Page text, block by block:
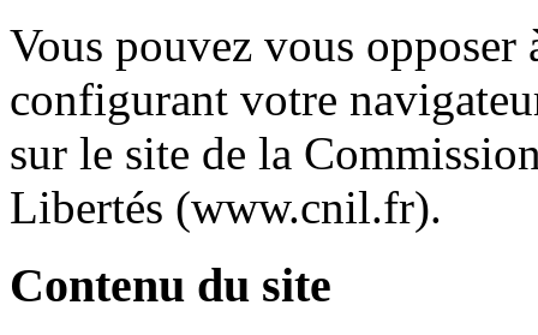
Vous pouvez vous opposer
configurant votre
sur le site de la
Libertés (www.cnil.fr).
Contenu du site